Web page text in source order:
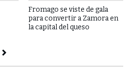
Fromago se viste de gala
para convertir a Zamora en
la capital del queso